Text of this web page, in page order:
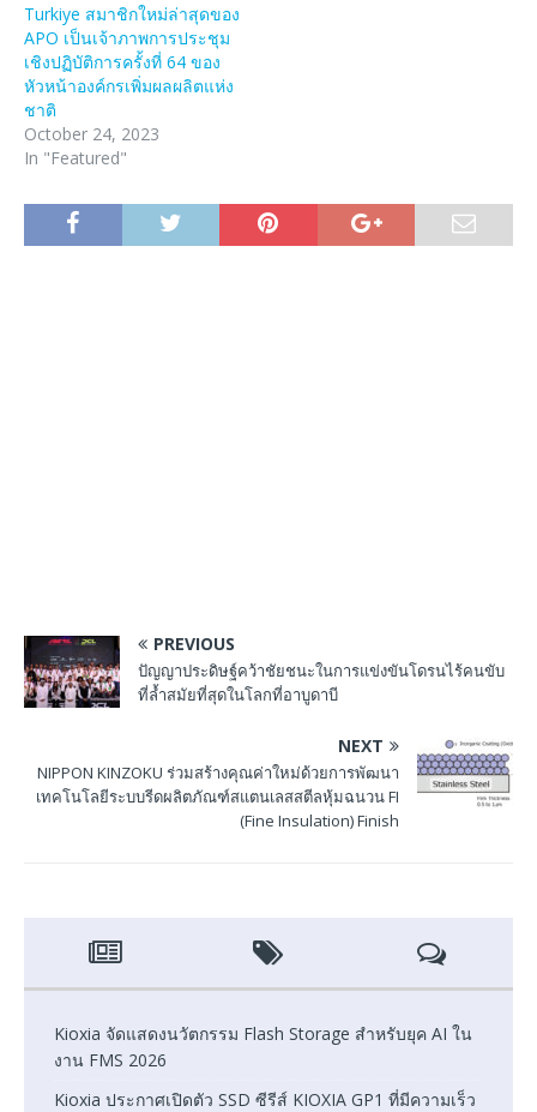
Turkiye สมาชิกใหม่ล่าสุดของ
APO เป็นเจ้าภาพการประชุม
เชิงปฏิบัติการครั้งที่ 64 ของ
หัวหน้าองค์กรเพิ่มผลผลิตแห่ง
ชาติ
October 24, 2023
In "Featured"
PREVIOUS
ปัญญาประดิษฐ์คว้าชัยชนะในการแข่งขันโดรนไร้คนขับ
ที่ล้ำสมัยที่สุดในโลกที่อาบูดาบี
NEXT
NIPPON KINZOKU ร่วมสร้างคุณค่าใหม่ด้วยการพัฒนา
เทคโนโลยีระบบรีดผลิตภัณฑ์สแตนเลสสตีลหุ้มฉนวน FI
(Fine Insulation) Finish
Kioxia จัดแสดงนวัตกรรม Flash Storage สำหรับยุค AI ใน
งาน FMS 2026
Kioxia ประกาศเปิดตัว SSD ซีรีส์ KIOXIA GP1 ที่มีความเร็ว